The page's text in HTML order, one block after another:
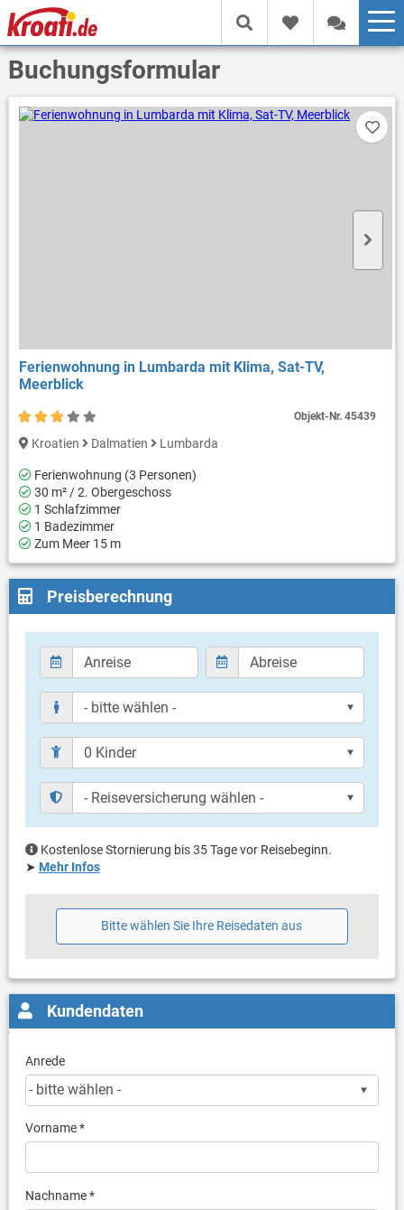
Buchungsformular
Ferienwohnung in Lumbarda mit Klima, Sat-TV,
Meerblick
Kroatien Dalmatien Lumbarda
Ferienwohnung (3 Personen)
30 m² / 2. Obergeschoss
1 Schlafzimmer
1 Badezimmer
Zum Meer 15 m
Objekt-Nr. 45439
Preisberechnung
Kostenlose Stornierung bis 35 Tage vor Reisebeginn.
➤ Mehr Infos
Bitte wählen Sie Ihre Reisedaten aus
Kundendaten
Anrede
Vorname *
Nachname *